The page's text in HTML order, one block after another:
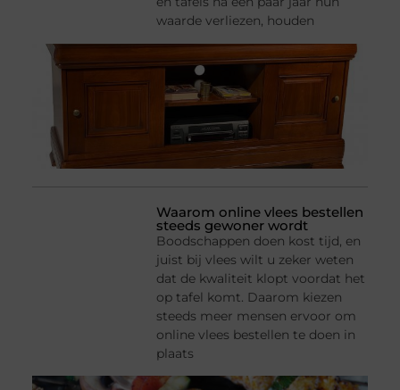
waarde verliezen, houden
Waarom online vlees bestellen
steeds gewoner wordt
Boodschappen doen kost tijd, en
juist bij vlees wilt u zeker weten
dat de kwaliteit klopt voordat het
op tafel komt. Daarom kiezen
steeds meer mensen ervoor om
online vlees bestellen te doen in
plaats